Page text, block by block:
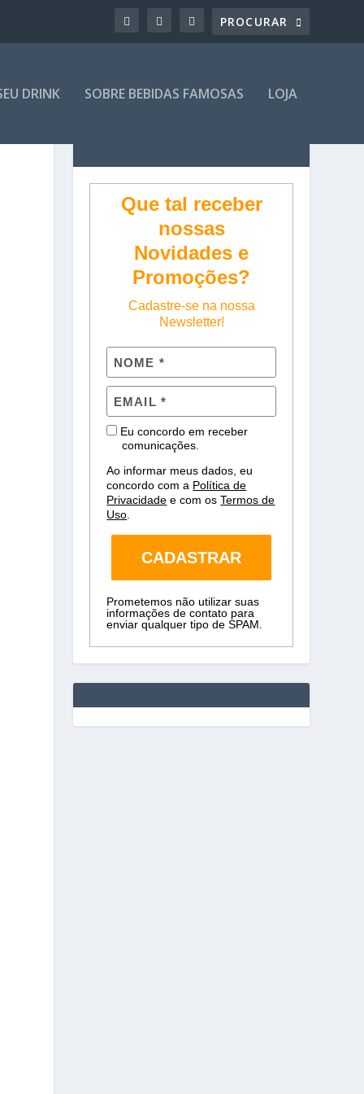
DRINK SOBRE BEBIDAS FAMOSAS LOJA
Que tal receber
nossas
Novidades e
Promoções?
Cadastre-se na nossa
Newsletter!
Eu concordo em receber
comunicações.
Ao informar meus dados, eu
concordo com a Política de
Privacidade e com osTermos de
Uso
CADASTRAR
Prometemos não utilizar suas
informações de contato para
enviar qualquer tipo de SPAM.